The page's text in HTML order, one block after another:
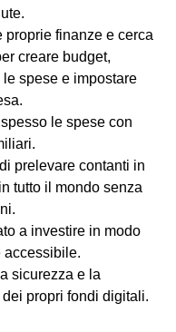
proprie finanze e cerca
creare budget,
le spese e impostare
le spese con
prelevare contanti in
tutto il mondo senza
a investire in modo
accessibile.
sicurezza e la
propri fondi digitali.